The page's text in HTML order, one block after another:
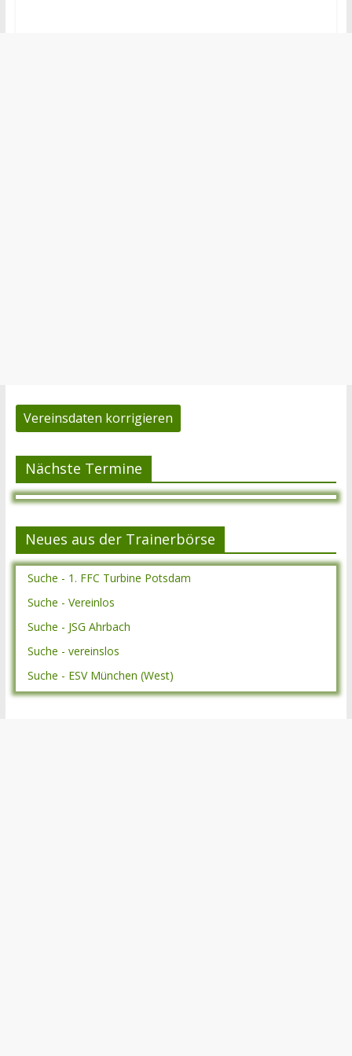
Vereinsdaten korrigieren
Nächste Termine
Neues aus der Trainerbörse
Suche - 1. FFC Turbine Potsdam
Suche - Vereinlos
Suche - JSG Ahrbach
Suche - vereinslos
Suche - ESV München (West)